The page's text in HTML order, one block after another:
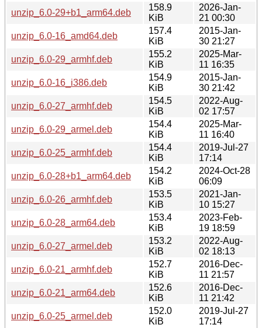
unzip_6.0-29+b1_arm64.deb
158.9
KiB
2026-Jan-
21 00:30
unzip_6.0-16_amd64.deb
157.4
KiB
2015-Jan-
30 21:27
unzip_6.0-29_armhf.deb
155.2
KiB
2025-Mar-
11 16:35
unzip_6.0-16_i386.deb
154.9
KiB
2015-Jan-
30 21:42
unzip_6.0-27_armhf.deb
154.5
KiB
2022-Aug-
02 17:57
unzip_6.0-29_armel.deb
154.4
KiB
2025-Mar-
11 16:40
unzip_6.0-25_armhf.deb
154.4
KiB
2019-Jul-27
17:14
unzip_6.0-28+b1_arm64.deb
154.2
KiB
2024-Oct-28
06:09
unzip_6.0-26_armhf.deb
153.5
KiB
2021-Jan-
10 15:27
unzip_6.0-28_arm64.deb
153.4
KiB
2023-Feb-
19 18:59
unzip_6.0-27_armel.deb
153.2
KiB
2022-Aug-
02 18:13
unzip_6.0-21_armhf.deb
152.7
KiB
2016-Dec-
11 21:57
unzip_6.0-21_arm64.deb
152.6
KiB
2016-Dec-
11 21:42
unzip_6.0-25_armel.deb
152.0
KiB
2019-Jul-27
17:14